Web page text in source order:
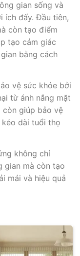
gian sống và
ích đấy. Đầu tiên,
còn tạo điểm
tạo cảm giác
bằng cách
vệ sức khỏe bởi
từ ánh nắng mặt
còn giúp bảo vệ
dài tuổi thọ
không chỉ
gian mà còn tạo
mái và hiệu quả